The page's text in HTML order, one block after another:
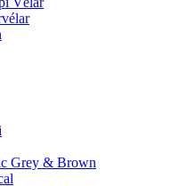
Grey & Brown